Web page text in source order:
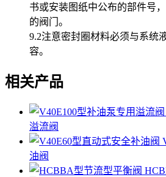
书或安装图纸中公布的部件号
的阀门。
9.2注意密封圈材料必须与系统
容。
相关产品
溢流阀
油阀